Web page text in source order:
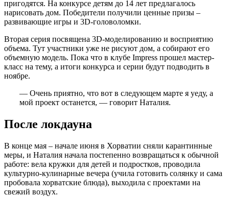
пригодятся. На конкурсе детям до 14 лет предлагалось
нарисовать дом. Победители получили ценные призы –
развивающие игры и 3D-головоломки.
Вторая серия посвящена 3D-моделированию и восприятию
объема. Тут участники уже не рисуют дом, а собирают его
объемную модель. Пока что в клубе Impress прошел мастер-
класс на тему, а итоги конкурса и серии будут подводить в
ноябре.
— Очень приятно, что вот в следующем марте я уеду, а
мой проект останется, — говорит Наталия.
После локдауна
В конце мая – начале июня в Хорватии сняли карантинные
меры, и Наталия начала постепенно возвращаться к обычной
работе: вела кружки для детей и подростков, проводила
культурно-кулинарные вечера (учила готовить солянку и сама
пробовала хорватские блюда), выходила с проектами на
свежий воздух.